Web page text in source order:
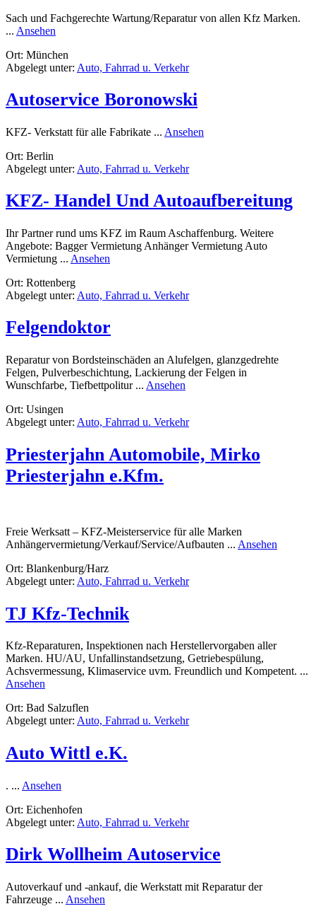
Sach und Fachgerechte Wartung/Reparatur von allen Kfz Marken.
... Ansehen
Angelo
Ort: München
Abgelegt unter: Auto, Fahrrad u. Verkehr
Autoservice Boronowski
KFZ- Verkstatt für alle Fabrikate ... Ansehen
Ort: Berlin
Abgelegt unter: Auto, Fahrrad u. Verkehr
KFZ- Handel Und Autoaufbereitung
Ihr Partner rund ums KFZ im Raum Aschaffenburg. Weitere
Angebote: Bagger Vermietung Anhänger Vermietung Auto
Vermietung ... Ansehen
Und
Ort: Rottenberg
Abgelegt unter: Auto, Fahrrad u. Verkehr
Felgendoktor
Reparatur von Bordsteinschäden an Alufelgen, glanzgedrehte
Felgen, Pulverbeschichtung, Lackierung der Felgen in
Wunschfarbe, Tiefbettpolitur ... Ansehen
Ort: Usingen
Abgelegt unter: Auto, Fahrrad u. Verkehr
Priesterjahn Automobile, Mirko
Priesterjahn e.Kfm.
Freie Werksatt – KFZ-Meisterservice für alle Marken
Anhängervermietung/Verkauf/Service/Aufbauten ... Ansehen
Ort: Blankenburg/Harz
Abgelegt unter: Auto, Fahrrad u. Verkehr
TJ Kfz-Technik
Kfz-Reparaturen, Inspektionen nach Herstellervorgaben aller
Marken. HU/AU, Unfallinstandsetzung, Getriebespülung,
Achsvermessung, Klimaservice uvm. Freundlich und Kompetent. ...
Ansehen
Kfz-
Technik
Ort: Bad Salzuflen
Abgelegt unter: Auto, Fahrrad u. Verkehr
Auto Wittl e.K.
. ... Ansehen
Wittl
e.K.
Ort: Eichenhofen
Abgelegt unter: Auto, Fahrrad u. Verkehr
Dirk Wollheim Autoservice
Autoverkauf und -ankauf, die Werkstatt mit Reparatur der
Fahrzeuge ... Ansehen